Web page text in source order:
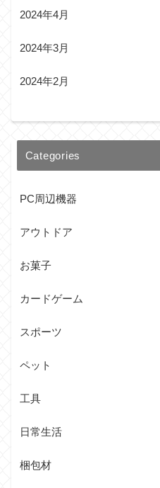
2024年4月
2024年3月
2024年2月
Categories
PC周辺機器
アウトドア
お菓子
カードゲーム
スポーツ
ペット
工具
日常生活
梱包材